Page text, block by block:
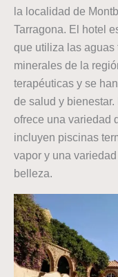
la localidad de
Tarragona. El hotel
que utiliza las aguas
minerales de la
terapéuticas y se
de salud y
ofrece una variedad
incluyen piscinas
vapor y una
belleza.